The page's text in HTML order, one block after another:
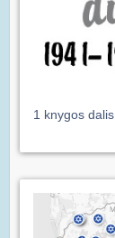
1 knygos dalis